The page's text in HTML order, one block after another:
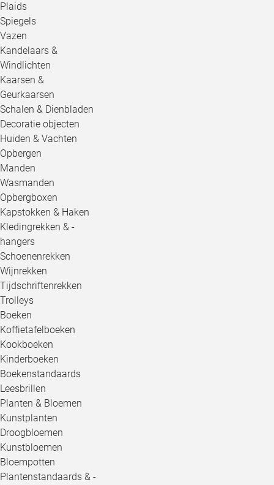
Plaids
Spiegels
Vazen
Kandelaars &
Windlichten
Kaarsen &
Geurkaarsen
Schalen & Dienbladen
Decoratie objecten
Huiden & Vachten
Opbergen
Manden
Wasmanden
Opbergboxen
Kapstokken & Haken
Kledingrekken & -
hangers
Schoenenrekken
Wijnrekken
Tijdschriftenrekken
Trolleys
Boeken
Koffietafelboeken
Kookboeken
Kinderboeken
Boekenstandaards
Leesbrillen
Planten & Bloemen
Kunstplanten
Droogbloemen
Kunstbloemen
Bloempotten
Plantenstandaards & -